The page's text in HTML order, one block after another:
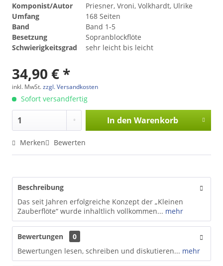
Komponist/Autor
Priesner, Vroni, Volkhardt, Ulrike
Umfang
168 Seiten
Band
Band 1-5
Besetzung
Sopranblockflöte
Schwierigkeitsgrad
sehr leicht bis leicht
34,90 € *
inkl. MwSt.zzgl. Versandkosten
Sofort versandfertig
In den Warenkorb
Merken Bewerten
Beschreibung
Das seit Jahren erfolgreiche Konzept der „Kleinen
Zauberflöte“ wurde inhaltlich vollkommen... mehr
Bewertungen
0
Bewertungen lesen, schreiben und diskutieren... mehr